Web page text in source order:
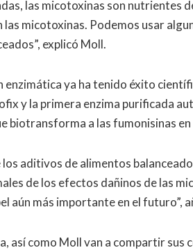
las micotoxinas son nutrientes
micotoxinas. Podemos usar
explicó Moll.
ya ha tenido éxito
y la primera enzima purificada
biotransforma a las fumonisinas
aditivos de alimentos
de los efectos dañinos de las
aún más importante en el futuro”,
así como Moll van a compartir sus